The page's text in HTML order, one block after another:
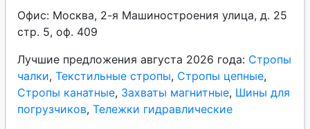
Офис: Москва, 2-я Машиностроения улица, д. 25
стр. 5, оф. 409
Лучшие предложения августа 2026 года: Стропы
чалки, Текстильные стропы, Стропы цепные,
Стропы канатные, Захваты магнитные, Шины для
погрузчиков, Тележки гидравлические